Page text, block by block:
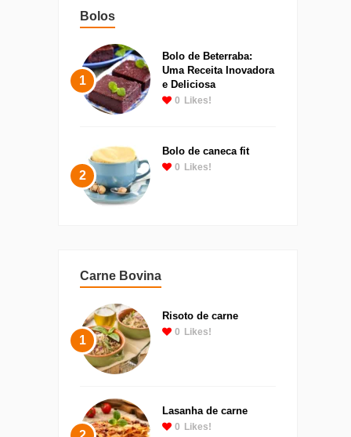
Bolos
1
Bolo de Beterraba:
Uma Receita Inovadora
e Deliciosa
0 Likes!
2
Bolo de caneca fit
0 Likes!
Carne Bovina
1
Risoto de carne
0 Likes!
Lasanha de carne
0 Likes!